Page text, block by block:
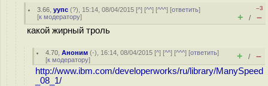
3.66 ,уупс (?), 15:14, 08/04/2015 [^] [^^] [^^^] [ответить]
[к модератору]
–3
+ / –
какой жирный троль
4.70 ,Аноним (-), 16:14, 08/04/2015 [^] [^^] [^^^] [ответить]
[к модератору] + / –
http://www.ibm.com/developerworks/ru/library/ManySpeed
_08_1/